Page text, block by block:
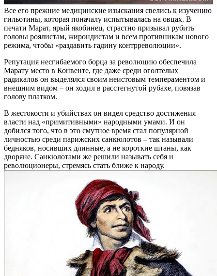
Все его прежние медицинские изыскания свелись к изучению
гильотины, которая поначалу испытывалась на овцах. В
печати Марат, ярый якобинец, страстно призывал рубить
головы роялистам, жирондистам и всем противникам нового
режима, чтобы «раздавить гадину контрреволюции».
Репутация несгибаемого борца за революцию обеспечила
Марату место в Конвенте, где даже среди оголтелых
радикалов он выделялся своим неистовым темпераментом и
внешним видом – он ходил в расстегнутой рубахе, повязав
голову платком.
В жестокости и убийствах он видел средство достижения
власти над «примитивными» народными умами. И он
добился того, что в это смутное время стал популярной
личностью среди парижских санкюлотов – так называли
бедняков, носивших длинные, а не короткие штаны, как
дворяне. Санкюлотами же решили называть себя и
революционеры, стремясь стать ближе к народу.